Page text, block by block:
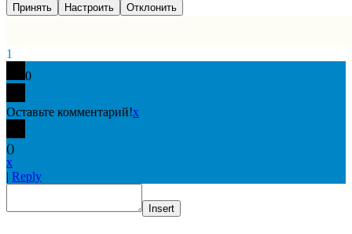
Принять Настроить Отклонить
1
0
Оставьте комментарий!x
()
x
| Reply
Insert